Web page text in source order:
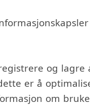
og
er å
om